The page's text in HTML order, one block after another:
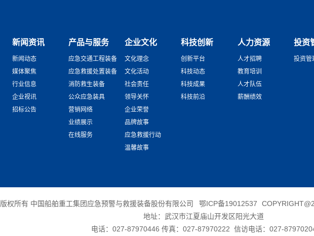
新闻资讯
新闻动态
媒体聚焦
行业信息
企业视讯
招标公告
产品与服务
应急交通工程装备
应急救援处置装备
消防救生装备
公众应急装具
营销网络
业绩展示
在线服务
企业文化
文化理念
文化活动
社会责任
领导关怀
企业荣誉
品牌故事
应急救援行动
温馨故事
科技创新
创新平台
科技动态
科技成果
科技前沿
人力资源
人才招聘
教育培训
人才队伍
薪酬绩效
投资
投资管
版权所有 中国船舶重工集团应急预警与救援装备股份有限公司 鄂ICP备19012537
地址：武汉市江夏庙山开发区阳光大道
电话：027-87970446 传真：027-87970222 信访电话：027-